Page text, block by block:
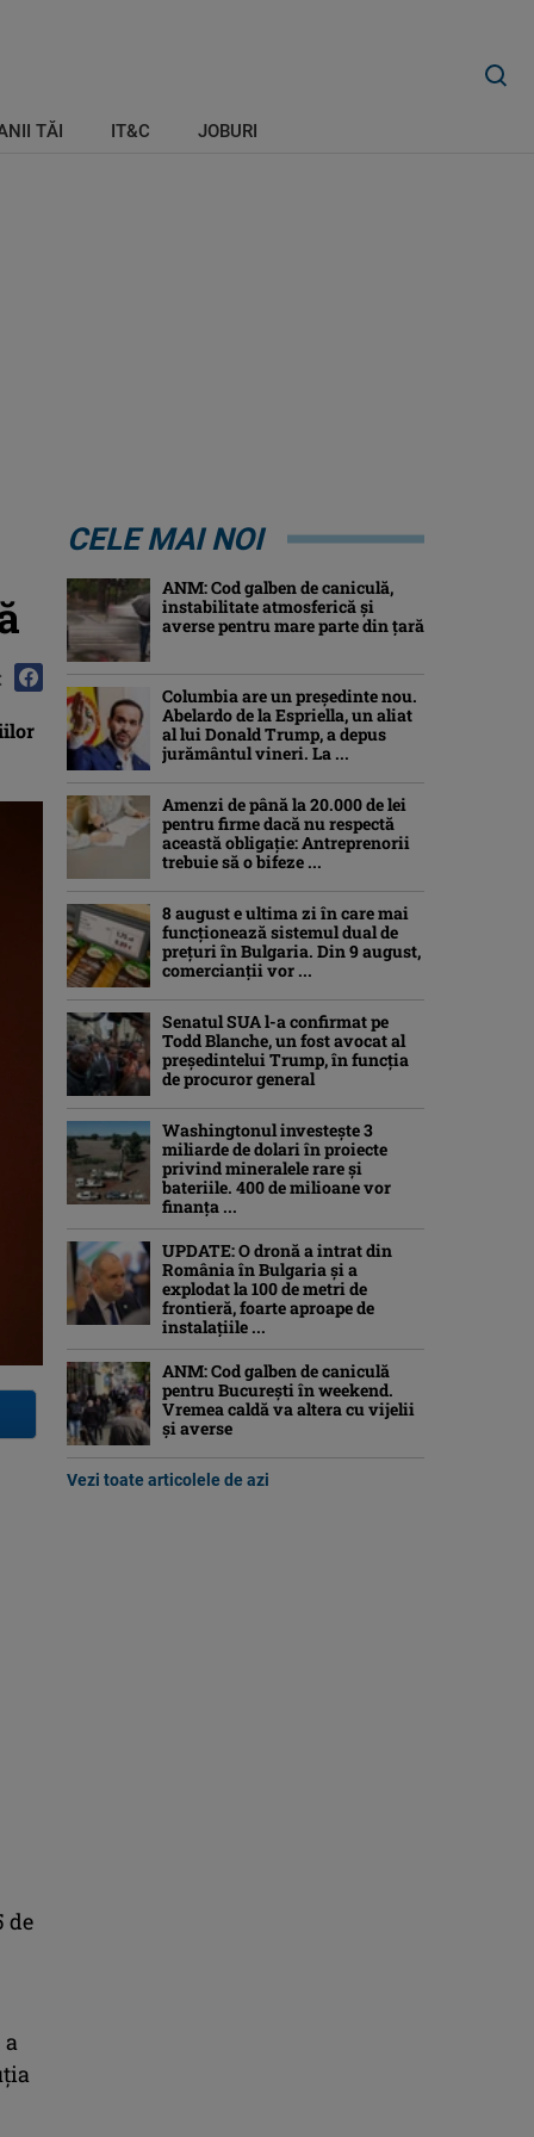
TĂI IT&C JOBURI
de
CELE MAI NOI
ANM: Cod galben de caniculă,
instabilitate atmosferică și
averse pentru mare parte din țară
Columbia are un președinte nou.
Abelardo de la Espriella, un aliat
al lui Donald Trump, a depus
jurământul vineri. La ...
Amenzi de până la 20.000 de lei
pentru firme dacă nu respectă
această obligație: Antreprenorii
trebuie să o bifeze ...
8 august e ultima zi în care mai
funcționează sistemul dual de
prețuri în Bulgaria. Din 9 august,
comercianții vor ...
Senatul SUA l-a confirmat pe
Todd Blanche, un fost avocat al
președintelui Trump, în funcția
de procuror general
Washingtonul investește 3
miliarde de dolari în proiecte
privind mineralele rare și
bateriile. 400 de milioane vor
finanța ...
UPDATE: O dronă a intrat din
România în Bulgaria şi a
explodat la 100 de metri de
frontieră, foarte aproape de
instalațiile ...
ANM: Cod galben de caniculă
pentru București în weekend.
Vremea caldă va altera cu vijelii
și averse
Vezi toate articolele de azi